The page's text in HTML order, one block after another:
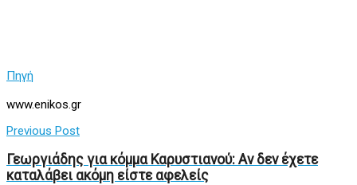
Πηγή
www.enikos.gr
Previous Post
Γεωργιάδης για κόμμα Καρυστιανού: Αν δεν έχετε
καταλάβει ακόμη είστε αφελείς